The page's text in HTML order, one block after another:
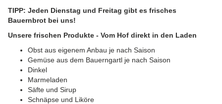
TIPP: Jeden Dienstag und Freitag gibt es frisches
Bauernbrot bei uns!
Unsere frischen Produkte - Vom Hof direkt in den Laden
Obst aus eigenem Anbau je nach Saison
Gemüse aus dem Bauerngartl je nach Saison
Dinkel
Marmeladen
Säfte und Sirup
Schnäpse und Liköre